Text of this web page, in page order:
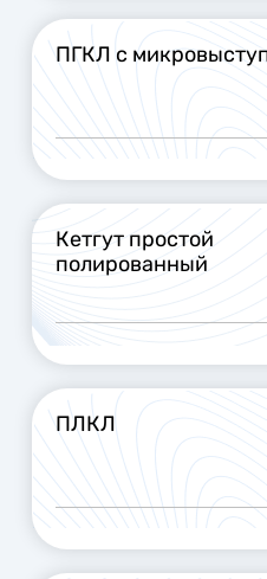
ПГКЛ с
Кетгут простой
полированный
ПЛКЛ